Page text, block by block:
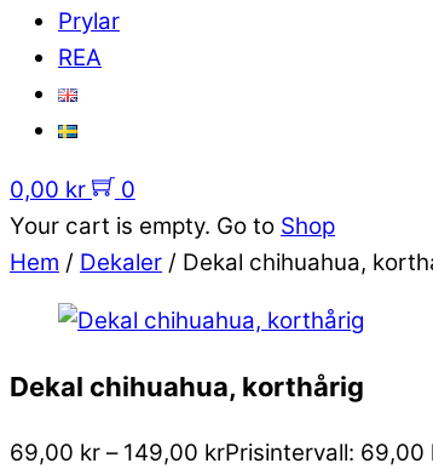
Prylar
REA
0,00 kr
0
Your cart is empty. Go to Shop
Hem / Dekaler / Dekal chihuahua,
Dekal chihuahua, korthårig
69,00 kr – 149,00 krPrisintervall: 69,00